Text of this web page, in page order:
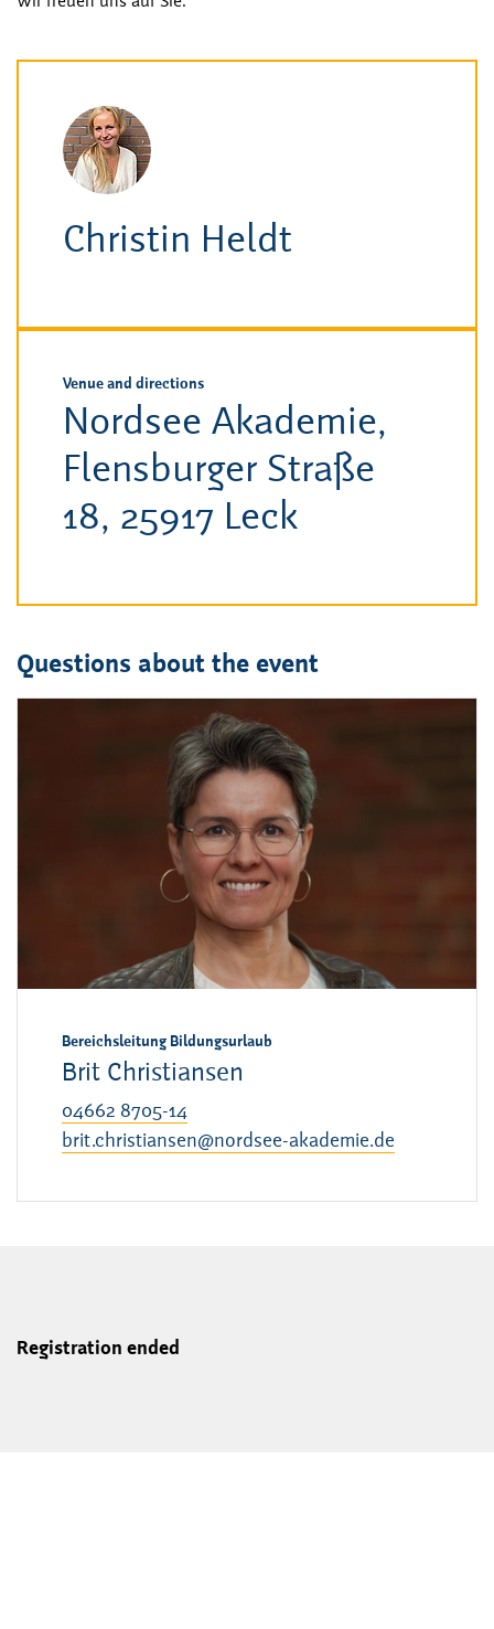
Christin Heldt
Venue and directions
Nordsee Akademie,
Flensburger Straße
18, 25917 Leck
Questions about the event
Bereichsleitung Bildungsurlaub
Brit Christiansen
04662 8705-14
brit.christiansen@nordsee-akademie.de
Registration ended